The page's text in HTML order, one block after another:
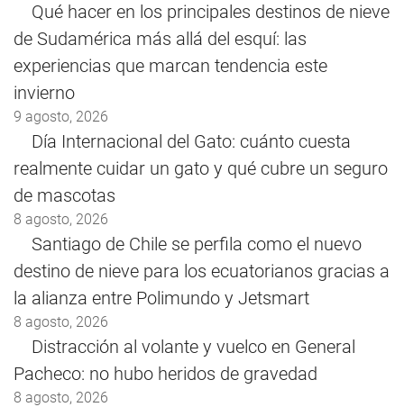
Qué hacer en los principales destinos de nieve
de Sudamérica más allá del esquí: las
experiencias que marcan tendencia este
invierno
9 agosto, 2026
Día Internacional del Gato: cuánto cuesta
realmente cuidar un gato y qué cubre un seguro
de mascotas
8 agosto, 2026
Santiago de Chile se perfila como el nuevo
destino de nieve para los ecuatorianos gracias a
la alianza entre Polimundo y Jetsmart
8 agosto, 2026
Distracción al volante y vuelco en General
Pacheco: no hubo heridos de gravedad
8 agosto, 2026